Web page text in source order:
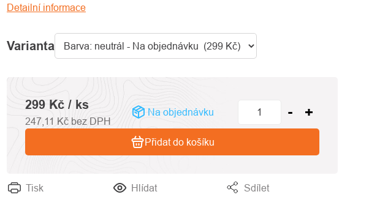
je
z
5
Varianta
Detailní informace
Tisk Hlídat Sdílet
299 Kč / ks
247,11 Kč bez DPH
Na objednávku
Přidat do košíku